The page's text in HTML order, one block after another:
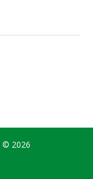
© 2026